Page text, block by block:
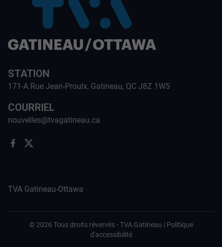
STATION
171-A Rue Jean-Proulx, Gatineau, QC J8Z 1W5
COURRIEL
nouvelles@tvagatineau.ca
TVA Gatineau-Ottawa
© 2026 Tous droits révervés -TVA Gatineau | Politique
d'accessibilité